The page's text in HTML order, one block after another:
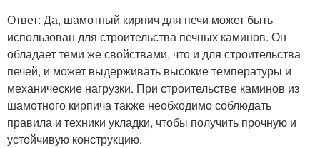
Ответ: Да, шамотный кирпич для печи может быть
использован для строительства печных каминов. Он
обладает теми же свойствами, что и для строительства
печей, и может выдерживать высокие температуры и
механические нагрузки. При строительстве каминов из
шамотного кирпича также необходимо соблюдать
правила и техники укладки, чтобы получить прочную и
устойчивую конструкцию.